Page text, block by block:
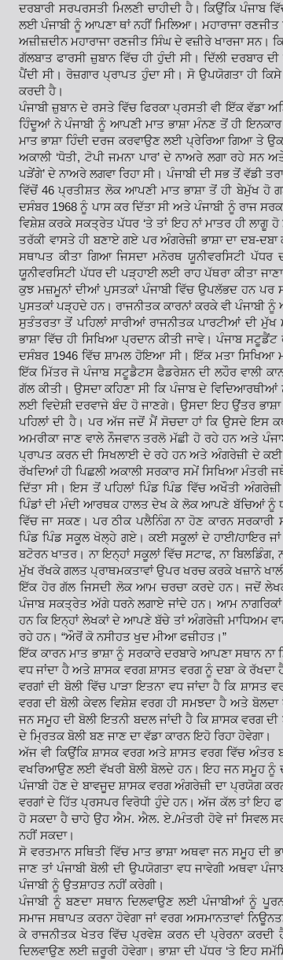
ਦਰਬਾਰੀ ਸਰਪਰਸਤੀ ਮਿਲਣੀ ਚਾਹੀਦੀ ਹੈ। ਕਿਉਂਕਿ ਪੰਜਾਬ
ਲਈ ਪੰਜਾਬੀ ਨੂੰ ਆਪਣਾ ਥਾਂ ਨਹੀਂ ਮਿਲਿਆ। ਮਹਾਰਾਜਾ ਰਣਜੀਤ
ਅਜ਼ੀਜ਼ਦੀਨ ਮਹਾਰਾਜਾ ਰਣਜੀਤ ਸਿੰਘ ਦੇ ਵਜ਼ੀਰੇ ਖਾਰਜਾ ਸਨ।
ਗੱਲਬਾਤ ਫਾਰਸੀ ਜ਼ੁਬਾਨ ਵਿੱਚ ਹੀ ਹੁੰਦੀ ਸੀ। ਦਿੱਲੀ ਦਰਬਾਰ
ਪੈਂਦੀ ਸੀ। ਰੋਜ਼ਗਾਰ ਪ੍ਰਾਪਤ ਹੁੰਦਾ ਸੀ। ਸੋ ਉਪਯੋਗਤਾ ਹੀ
ਕਰਦੀ ਹੈ।
ਪੰਜਾਬੀ ਜ਼ੁਬਾਨ ਦੇ ਰਸਤੇ ਵਿੱਚ ਫਿਰਕਾ ਪ੍ਰਸਤੀ ਵੀ ਇੱਕ ਵੱਡਾ
ਹਿੰਦੂਆਂ ਨੇ ਪੰਜਾਬੀ ਨੂੰ ਆਪਣੀ ਮਾਤ ਭਾਸ਼ਾ ਮੰਨਣ ਤੋਂ ਹੀ
ਮਾਤ ਭਾਸ਼ਾ ਹਿੰਦੀ ਦਰਜ ਕਰਵਾਉਣ ਲਈ ਪ੍ਰੇਰਿਆ ਗਿਆ ਤੇ
ਅਕਾਲੀ ‘ਧੋਤੀ, ਟੋਪੀ ਜਮਨਾ ਪਾਰ’ ਦੇ ਨਾਅਰੇ ਲਗਾ ਰਹੇ ਸਨ
ਪੜੇਂਗੇ’ ਦੇ ਨਾਅਰੇ ਲਗਵਾ ਰਿਹਾ ਸੀ। ਪੰਜਾਬੀ ਦੀ ਸਭ ਤੋਂ ਵੱਡੀ
ਵਿੱਚੋਂ 46 ਪ੍ਰਤੀਸ਼ਤ ਲੋਕ ਆਪਣੀ ਮਾਤ ਭਾਸ਼ਾ ਤੋਂ ਹੀ ਬੇਮੁੱਖ ਹੋ
ਦਸੰਬਰ 1968 ਨੂੰ ਪਾਸ ਕਰ ਦਿੱਤਾ ਸੀ ਅਤੇ ਪੰਜਾਬੀ ਨੂੰ ਰਾਜ
ਵਿਸ਼ੇਸ਼ ਕਰਕੇ ਸਕਤ੍ਰੇਤ ਪੱਧਰ ‘ਤੇ ਤਾਂ ਇਹ ਨਾਂ ਮਾਤਰ ਹੀ ਲਾਗੂ ਹੋ
ਤਰੱਕੀ ਵਾਸਤੇ ਹੀ ਬਣਾਏ ਗਏ ਪਰ ਅੰਗਰੇਜ਼ੀ ਭਾਸ਼ਾ ਦਾ ਦਬ-
ਸਥਾਪਤ ਕੀਤਾ ਗਿਆ ਜਿਸਦਾ ਮਨੋਰਥ ਯੂਨੀਵਰਸਿਟੀ
ਯੂਨੀਵਰਸਿਟੀ ਪੱਧਰ ਦੀ ਪੜ੍ਹਾਈ ਲਈ ਰਾਹ ਪੱਥਰਾ ਕੀਤਾ
ਕੁਝ ਮਜ਼ਮੂਨਾਂ ਦੀਆਂ ਪੁਸਤਕਾਂ ਪੰਜਾਬੀ ਵਿੱਚ ਉਪਲੱਭਦ ਹਨ ਪਰ
ਪੁਸਤਕਾਂ ਪੜ੍ਹਦੇ ਹਨ। ਰਾਜਨੀਤਕ ਕਾਰਨਾਂ ਕਰਕੇ ਵੀ ਪੰਜਾਬੀ
ਸੁਤੰਤਰਤਾ ਤੋਂ ਪਹਿਲਾਂ ਸਾਰੀਆਂ ਰਾਜਨੀਤਕ ਪਾਰਟੀਆਂ ਦੀ
ਭਾਸ਼ਾ ਵਿੱਚ ਹੀ ਸਿਖਿਆ ਪ੍ਰਦਾਨ ਕੀਤੀ ਜਾਵੇ। ਪੰਜਾਬ
ਦਸੰਬਰ 1946 ਵਿੱਚ ਸ਼ਾਮਲ ਹੋਇਆ ਸੀ। ਇੱਕ ਮਤਾ ਸਿਖਿਆ
ਇੱਕ ਮਿੱਤਰ ਜੋ ਪੰਜਾਬ ਸਟੂਡੈਟਸ ਫੈਡਰੇਸ਼ਨ ਦੀ ਲਹੌਰ ਵਾਲੀ
ਗੱਲ ਕੀਤੀ। ਉਸਦਾ ਕਹਿਣਾ ਸੀ ਕਿ ਪੰਜਾਬ ਦੇ ਵਿਦਿਆਰਥੀਆਂ
ਲਈ ਵਿਦੇਸ਼ੀ ਦਰਵਾਜੇ ਬੰਦ ਹੋ ਜਾਣਗੇ। ਉਸਦਾ ਇਹ ਉਂਤਰ
ਪਹਿਲਾਂ ਦੀ ਹੈ। ਪਰ ਅੱਜ ਜਦੋਂ ਮੈਂ ਸੋਚਦਾ ਹਾਂ ਕਿ ਉਸਦੇ ਇਸ
ਅਮਰੀਕਾ ਜਾਣ ਵਾਲੇ ਨੌਜਵਾਨ ਤਰਲੋ ਮੱਛੀ ਹੋ ਰਹੇ ਹਨ ਅਤੇ
ਪ੍ਰਾਪਤ ਕਰਨ ਦੀ ਸਿਖਲਾਈ ਦੇ ਰਹੇ ਹਨ ਅਤੇ ਅੰਗਰੇਜ਼ੀ ਦੇ
ਰੱਖਦਿਆਂ ਹੀ ਪਿਛਲੀ ਅਕਾਲੀ ਸਰਕਾਰ ਸਮੇਂ ਸਿਖਿਆ ਮੰਤਰੀ
ਦਿੱਤਾ ਸੀ। ਇਸ ਤੋਂ ਪਹਿਲਾਂ ਪਿੰਡ ਪਿੰਡ ਵਿੱਚ ਅਖੌਤੀ
ਪਿੰਡਾਂ ਦੀ ਮੰਦੀ ਆਰਥਕ ਹਾਲਤ ਦੇਖ ਕੇ ਲੋਕ ਆਪਣੇ ਬੱਚਿਆਂ ਨੂੰ
ਵਿੱਚ ਜਾ ਸਕਣ। ਪਰ ਠੀਕ ਪਲੈਨਿੰਗ ਨਾ ਹੋਣ ਕਾਰਨ ਸਰਕਾਰੀ
ਪਿੰਡ ਪਿੰਡ ਸਕੂਲ ਖੋਲ੍ਹੇ ਗਏ। ਕਈ ਸਕੂਲਾਂ ਦੇ ਹਾਈ/ਹਾਇਰ
ਬਟੋਰਨ ਖਾਤਰ। ਨਾ ਇਨ੍ਹਾਂ ਸਕੂਲਾਂ ਵਿੱਚ ਸਟਾਫ, ਨਾ ਬਿਲਡਿੰਗ,
ਮੁੱਖ ਰੱਖਕੇ ਗਲਤ ਪ੍ਰਾਥਮਕਤਾਵਾਂ ਉਪਰ ਖਰਚ ਕਰਕੇ ਖਜ਼ਾਨੇ
ਇੱਕ ਹੋਰ ਗੱਲ ਜਿਸਦੀ ਲੋਕ ਆਮ ਚਰਚਾ ਕਰਦੇ ਹਨ। ਜਦੋਂ ਲੇਖਕ
ਪੰਜਾਬ ਸਕਤ੍ਰੇਤ ਅੱਗੇ ਧਰਨੇ ਲਗਾਏ ਜਾਂਦੇ ਹਨ। ਆਮ
ਹਨ ਕਿ ਇਨ੍ਹਾਂ ਲੇਖਕਾਂ ਦੇ ਆਪਣੇ ਬੱਚੇ ਤਾਂ ਅੰਗਰੇਜ਼ੀ ਮਾਧਿਅਮ
ਰਹੇ ਹਨ। “ਔਰੋਂ ਕੋ ਨਸੀਹਤ ਖੁਦ ਮੀਆ ਫਜ਼ੀਹਤ।”
ਇੱਕ ਕਾਰਨ ਮਾਤ ਭਾਸ਼ਾ ਨੂੰ ਸਰਕਾਰੇ ਦਰਬਾਰੇ ਆਪਣਾ ਸਥਾਨ
ਵਧ ਜਾਂਦਾ ਹੈ ਅਤੇ ਸ਼ਾਸਕ ਵਰਗ ਸ਼ਾਸਤ ਵਰਗ ਨੂੰ ਦਬਾ ਕੇ ਰੱਖਦਾ
ਵਰਗਾਂ ਦੀ ਬੋਲੀ ਵਿੱਚ ਪਾੜਾ ਇਤਨਾ ਵਧ ਜਾਂਦਾ ਹੈ ਕਿ
ਵਰਗ ਦੀ ਬੋਲੀ ਕੇਵਲ ਵਿਸ਼ੇਸ਼ ਵਰਗ ਹੀ ਸਮਝਦਾ ਹੈ ਅਤੇ
ਜਨ ਸਮੂਹ ਦੀ ਬੋਲੀ ਇਤਨੀ ਬਦਲ ਜਾਂਦੀ ਹੈ ਕਿ ਸ਼ਾਸਕ ਵਰਗ
ਦੇ ਮ੍ਰਿਤਕ ਬੋਲੀ ਬਣ ਜਾਣ ਦਾ ਵੱਡਾ ਕਾਰਨ ਇਹੋ ਰਿਹਾ ਹੋਵੇਗਾ।
ਅੱਜ ਵੀ ਕਿਉਂਕਿ ਸ਼ਾਸਕ ਵਰਗ ਅਤੇ ਸ਼ਾਸਤ ਵਰਗ ਵਿੱਚ
ਵਖਰਿਆਉਣ ਲਈ ਵੱਖਰੀ ਬੋਲੀ ਬੋਲਦੇ ਹਨ। ਇਹ ਜਨ ਸਮੂਹ ਨੂੰ
ਪੰਜਾਬੀ ਹੋਣ ਦੇ ਬਾਵਜੂਦ ਸ਼ਾਸਕ ਵਰਗ ਅੰਗਰੇਜ਼ੀ ਦਾ ਪ੍ਰਯੋਗ
ਵਰਗਾਂ ਦੇ ਹਿੱਤ ਪ੍ਰਸਪਰ ਵਿਰੋਧੀ ਹੁੰਦੇ ਹਨ। ਅੱਜ ਕੱਲ ਤਾਂ ਇਹ
ਹੋ ਸਕਦਾ ਹੈ ਚਾਹੇ ਉਹ ਐਮ. ਐਲ. ਏ./ਮੰਤਰੀ ਹੋਵੇ ਜਾਂ ਸਿਵਲ
ਨਹੀਂ ਸਕਦਾ।
ਸੋ ਵਰਤਮਾਨ ਸਥਿਤੀ ਵਿੱਚ ਮਾਤ ਭਾਸ਼ਾ ਅਥਵਾ ਜਨ ਸਮੂਹ
ਜਾਣ ਤਾਂ ਪੰਜਾਬੀ ਬੋਲੀ ਦੀ ਉਪਯੋਗਤਾ ਵਧ ਜਾਵੇਗੀ ਅਥਵਾ
ਪੰਜਾਬੀ ਨੂੰ ਉਤਸ਼ਾਹਤ ਨਹੀਂ ਕਰੇਗੀ।
ਪੰਜਾਬੀ ਨੂੰ ਬਣਦਾ ਸਥਾਨ ਦਿਲਵਾਉਣ ਲਈ ਪੰਜਾਬੀਆਂ ਨੂੰ
ਸਮਾਜ ਸਥਾਪਤ ਕਰਨਾ ਹੋਵੇਗਾ ਜਾਂ ਵਰਗ ਅਸਮਾਨਤਾਵਾਂ
ਕੇ ਰਾਜਨੀਤਕ ਖੇਤਰ ਵਿੱਚ ਪ੍ਰਵੇਸ਼ ਕਰਨ ਦੀ ਪ੍ਰੇਰਨਾ
ਦਿਲਵਾਉਣ ਲਈ ਜ਼ਰੂਰੀ ਹੋਵੇਗਾ। ਭਾਸ਼ਾ ਦੀ ਪੱਧਰ ‘ਤੇ ਇਹ